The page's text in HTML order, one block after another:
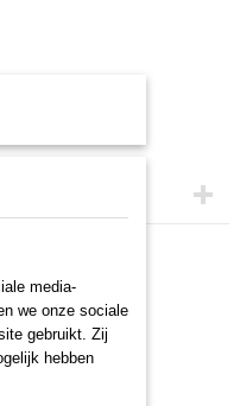
media-
we onze sociale
gebruikt. Zij
hebben